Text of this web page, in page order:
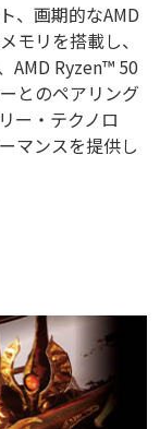
、画期的なAMD
モリを搭載し、
AMD Ryzen™ 50
とのペアリング
ー・テクノロ
マンスを提供し